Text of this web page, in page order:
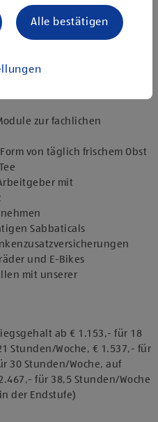
zur fachlichen
von täglich frischem Obst
mit
Sabbaticals
und E-Bikes
mit unserer
ab € 1.153,- für 18
Stunden/Woche, € 1.537,- für
30 Stunden/Woche, auf
für 38,5 Stunden/Woche
der Endstufe)
Alle bestätigen